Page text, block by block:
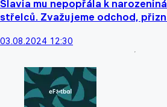
Slavia mu nepopřála k
střelců. Zvažujeme odchod,
03.08.2024 12:30